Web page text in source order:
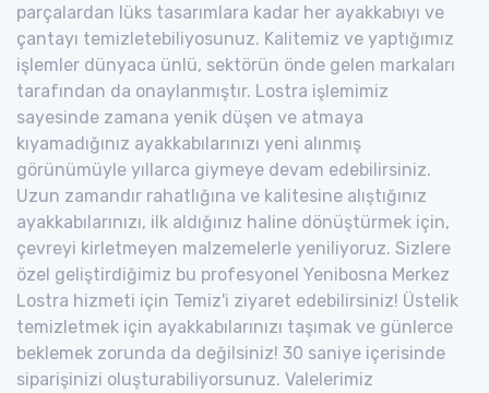
parçalardan lüks tasarımlara kadar her ayakkabıyı ve
çantayı temizletebiliyosunuz. Kalitemiz ve yaptığımız
işlemler dünyaca ünlü, sektörün önde gelen markaları
tarafından da onaylanmıştır. Lostra işlemimiz
sayesinde zamana yenik düşen ve atmaya
kıyamadığınız ayakkabılarınızı yeni alınmış
görünümüyle yıllarca giymeye devam edebilirsiniz.
Uzun zamandır rahatlığına ve kalitesine alıştığınız
ayakkabılarınızı, ilk aldığınız haline dönüştürmek için,
çevreyi kirletmeyen malzemelerle yeniliyoruz. Sizlere
özel geliştirdiğimiz bu profesyonel Yenibosna Merkez
Lostra hizmeti için Temiz'i ziyaret edebilirsiniz! Üstelik
temizletmek için ayakkabılarınızı taşımak ve günlerce
beklemek zorunda da değilsiniz! 30 saniye içerisinde
siparişinizi oluşturabiliyorsunuz. Valelerimiz